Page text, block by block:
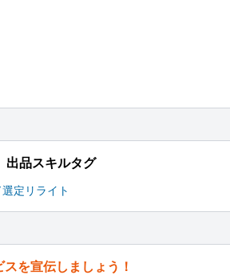
出品スキルタグ
定 リライト
スを宣伝しましょう！